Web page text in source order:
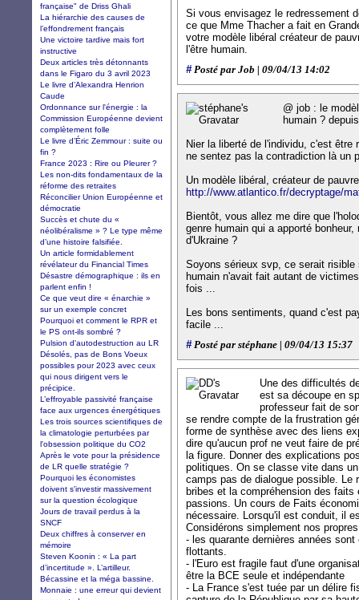
Si vous envisagez le redressement
ce que Mme Thacher a fait en
votre modèle libéral créateur de
l'être humain.
#Posté par Job | 09/04/13 14:02
@ job : le
humain ?
Nier la liberté de l'individu, c'est
ne sentez pas la contradiction là un
Un modèle libéral, créateur de
http://www.atlantico.fr/decryptage/
Bientôt, vous allez me dire que
genre humain qui a apporté
d'Ukraine ?
Soyons sérieux svp, ce serait
humain n'avait fait autant de
fois ...
Les bons sentiments, quand c'est
facile ...
#Posté par stéphane | 09/04/13 15:37
Une des difficultés
est sa découpe en
professeur fait de
se rendre compte de la frustration
forme de synthèse avec des liens
dire qu'aucun prof ne veut faire de
la figure. Donner des explications
politiques. On se classe vite dans
camps pas de dialogue possible. Le
bribes et la compréhension des
passions. Un cours de Faits
nécessaire. Lorsqu'il est conduit, il
Considérons simplement nos
- les quarante dernières années
flottants.
- l'Euro est fragile faut d'une
être la BCE seule et indépendante
- La France s'est tuée par un délire
française" de Driss Ghali
La hiérarchie des causes de
l’effondrement français
Une victoire tardive mais fort
instructive
Deux articles très détonnants
dans le Figaro du 3 avril 2023
Le livre d’Alexandra Henrion
Caude
Ordonnance sur l'énergie : la
Commission Européenne devient
complètement folle
Le livre d’Éric Zemmour : suite ou
fin ?
France 2023 : Rire ou Pleurer ?
Les non-dits fondamentaux de la
réforme des retraites
Réconcilier Union Européenne et
démocratie
Succès et chute du «
néolibéralisme » ? Le type même
d’une histoire falsifiée.
Un article formidablement
révélateur du Financial Times
Désastre démographique : ils en
parlent enfin !
Ce que veut dire « énarchie »
sur un exemple concret
Pourquoi et comment le RPR et
le PS ont-ils sombré ?
Pulsion d'autodestruction au LR
Désolés, pas de Bons Voeux
possibles pour 2023 avec ceux
qui nous dirigent vers le
précipice.
L’effroyable passivité française
face aux urgences énergétiques
Les trois sources scientifiques de
la climatologie perturbées par
l'obsession politique du CO2
Après le vote pour la présidence
de LR quelle stratégie ?
Pourquoi les économistes
doivent s'investir massivement
sur la question écologique
Jours de travail perdus à la
SNCF
Deux chiffres à conserver en
mémoire
Steven Koonin : « La part
d’incertitude ». L’artilleur.
Bécassine et la méga bassine.
Monnaie : une erreur qui devient